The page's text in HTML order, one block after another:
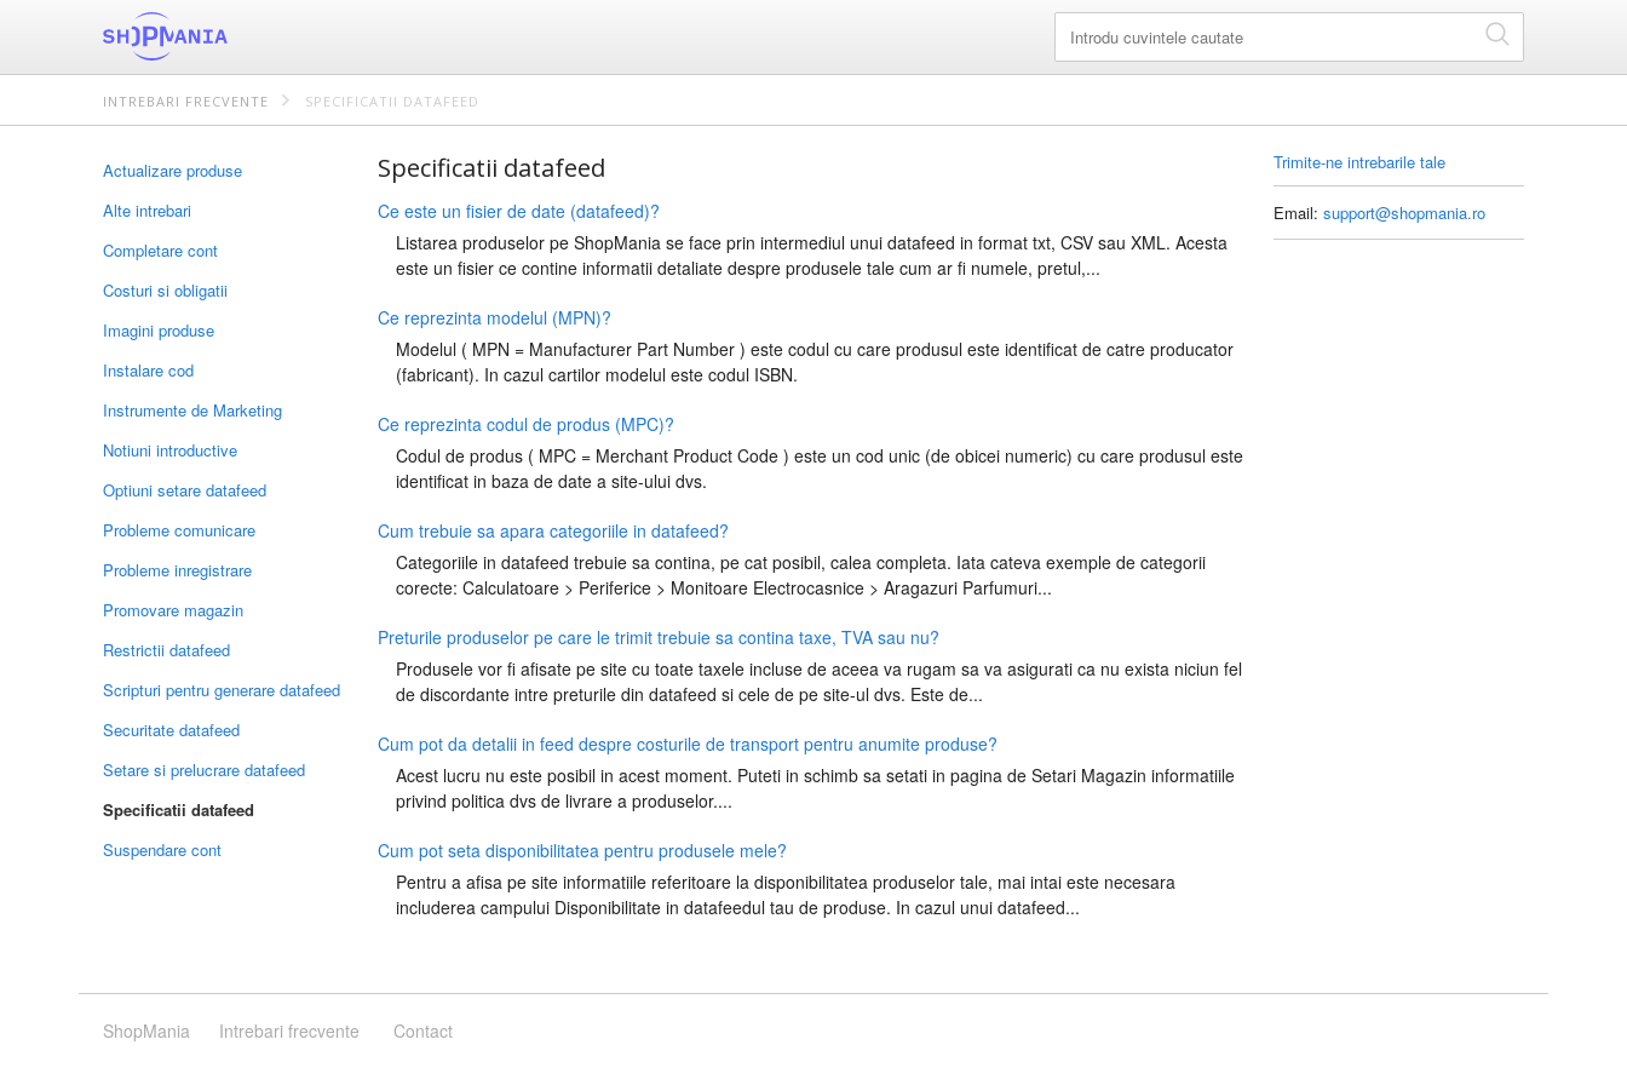
INTREBARI FRECVENTE SPECIFICATII DATAFEED
Actualizare produse
Alte intrebari
Completare cont
Costuri si obligatii
Imagini produse
Instalare cod
Instrumente de Marketing
Notiuni introductive
Optiuni setare datafeed
Probleme comunicare
Probleme inregistrare
Promovare magazin
Restrictii datafeed
Scripturi pentru generare datafeed
Securitate datafeed
Setare si prelucrare datafeed
Specificatii datafeed
Suspendare cont
Specificatii datafeed
Ce este un fisier de date (datafeed)?
Listarea produselor pe ShopMania se face prin intermediul unui datafeed in format txt, CSV sau XML. Acesta
este un fisier ce contine informatii detaliate despre produsele tale cum ar fi numele, pretul,...
Ce reprezinta modelul (MPN)?
Modelul ( MPN = Manufacturer Part Number ) este codul cu care produsul este identificat de catre producator
(fabricant). In cazul cartilor modelul este codul ISBN.
Ce reprezinta codul de produs (MPC)?
Codul de produs ( MPC = Merchant Product Code ) este un cod unic (de obicei numeric) cu care produsul este
identificat in baza de date a site-ului dvs.
Cum trebuie sa apara categoriile in datafeed?
Categoriile in datafeed trebuie sa contina, pe cat posibil, calea completa. Iata cateva exemple de categorii
corecte: Calculatoare > Periferice > Monitoare Electrocasnice > Aragazuri Parfumuri...
Preturile produselor pe care le trimit trebuie sa contina taxe, TVA sau nu?
Produsele vor fi afisate pe site cu toate taxele incluse de aceea va rugam sa va asigurati ca nu exista niciun fel
de discordante intre preturile din datafeed si cele de pe site-ul dvs. Este de...
Cum pot da detalii in feed despre costurile de transport pentru anumite produse?
Acest lucru nu este posibil in acest moment. Puteti in schimb sa setati in pagina de Setari Magazin informatiile
privind politica dvs de livrare a produselor....
Cum pot seta disponibilitatea pentru produsele mele?
Pentru a afisa pe site informatiile referitoare la disponibilitatea produselor tale, mai intai este necesara
includerea campului Disponibilitate in datafeedul tau de produse. In cazul unui datafeed...
Trimite-ne intrebarile tale
Email: support@shopmania.ro
ShopMania Intrebari frecvente Contact